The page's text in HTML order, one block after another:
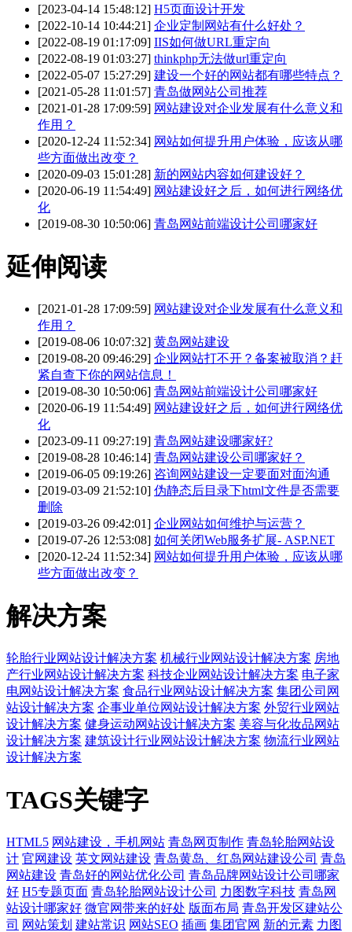
[2023-04-14 15:48:12] H5页面设计开发
[2022-10-14 10:44:21] 企业定制网站有什么好处？
[2022-08-19 01:17:09] IIS如何做URL重定向
[2022-08-19 01:03:27] thinkphp无法做url重定向
[2022-05-07 15:27:29] 建设一个好的网站都有哪些特点？
[2021-05-28 11:01:57] 青岛做网站公司推荐
[2021-01-28 17:09:59] 网站建设对企业发展有什么意义和
作用？
[2020-12-24 11:52:34] 网站如何提升用户体验，应该从哪
些方面做出改变？
[2020-09-03 15:01:28] 新的网站内容如何建设好？
[2020-06-19 11:54:49] 网站建设好之后，如何进行网络优
化
[2019-08-30 10:50:06] 青岛网站前端设计公司哪家好
延伸阅读
[2021-01-28 17:09:59] 网站建设对企业发展有什么意义和
作用？
[2019-08-06 10:07:32] 黄岛网站建设
[2019-08-20 09:46:29] 企业网站打不开？备案被取消？赶
紧自查下你的网站信息！
[2019-08-30 10:50:06] 青岛网站前端设计公司哪家好
[2020-06-19 11:54:49] 网站建设好之后，如何进行网络优
化
[2023-09-11 09:27:19] 青岛网站建设哪家好?
[2019-08-28 10:46:14] 青岛网站建设公司哪家好？
[2019-06-05 09:19:26] 咨询网站建设一定要面对面沟通
[2019-03-09 21:52:10] 伪静态后目录下html文件是否需要
删除
[2019-03-26 09:42:01] 企业网站如何维护与运营？
[2019-07-26 12:53:08] 如何关闭Web服务扩展- ASP.NET
[2020-12-24 11:52:34] 网站如何提升用户体验，应该从哪
些方面做出改变？
解决方案
轮胎行业网站设计解决方案 机械行业网站设计解决方案 房地
产行业网站设计解决方案 科技企业网站设计解决方案 电子家
电网站设计解决方案 食品行业网站设计解决方案 集团公司网
站设计解决方案 企事业单位网站设计解决方案 外贸行业网站
设计解决方案 健身运动网站设计解决方案 美容与化妆品网站
设计解决方案 建筑设计行业网站设计解决方案 物流行业网站
设计解决方案
TAGS关键字
HTML5 网站建设，手机网站 青岛网页制作 青岛轮胎网站设
计 官网建设 英文网站建设 青岛黄岛、红岛网站建设公司 青岛
网站建设 青岛好的网站优化公司 青岛品牌网站设计公司哪家
好 H5专题页面 青岛轮胎网站设计公司 力图数字科技 青岛网
站设计哪家好 微官网带来的好处 版面布局 青岛开发区建站公
司 网站策划 建站常识 网站SEO 插画 集团官网 新的元素 力图